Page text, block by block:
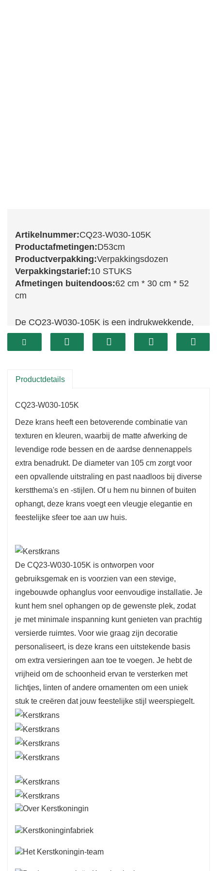
Artikelnummer:CQ23-W030-105K
Productafmetingen:D53cm
Productverpakking:Verpakkingsdozen
Verpakkingstarief:10 STUKS
Afmetingen buitendoos:62 cm * 30 cm * 52
cm
De CQ23-W030-105K is een indrukwekkende,
105 cm grote, bevroren krans die elegantie
combineert met de charme van de feestdagen.
groen, felrode bessen en natuurlijke
voor een magische winterse uitstraling. Dankzij
het grote formaat is hij perfect voor een statige
entree, boven de schoorsteenmantel of als
onderdeel van een feestelijke decoratie. Hij
vormt een blikvanger die warmte en gezelligheid
in elke ruimte brengt.
Deze krans is gemaakt van hoogwaardige
materialen en ontworpen voor duurzaamheid,
zodat hij meerdere feestdagen lang mooi blijft.
mogelijk, waardoor het een verantwoorde keuze
is voor uw seizoensdecoratie. De CQ23-W030-
105K combineert stijl en functionaliteit op een
prachtige manier, waardoor het een geliefde
decoratie is waar u jarenlang plezier van zult
hebben.
Productdetails
CQ23-W030-105K
Deze krans heeft een betoverende combinatie van
texturen en kleuren, waarbij de matte afwerking de
levendige rode bessen en de aardse dennenappels
extra benadrukt. De diameter van 105 cm zorgt voor
een opvallende uitstraling en past naadloos bij diverse
kerstthema's en -stijlen. Of u hem nu binnen of buiten
ophangt, deze krans voegt een vleugje elegantie en
feestelijke sfeer toe aan uw huis.
De CQ23-W030-105K is ontworpen voor
gebruiksgemak en is voorzien van een stevige,
ingebouwde ophanglus voor eenvoudige installatie. Je
kunt hem snel ophangen op de gewenste plek, zodat
je met minimale inspanning kunt genieten van prachtig
versierde ruimtes. Voor wie graag zijn decoratie
personaliseert, is deze krans een uitstekende basis
om extra versieringen aan toe te voegen. Je hebt de
vrijheid om de schoonheid ervan te versterken met
lichtjes, linten of andere ornamenten om een ​​uniek
stuk te creëren dat jouw feestelijke stijl weerspiegelt.